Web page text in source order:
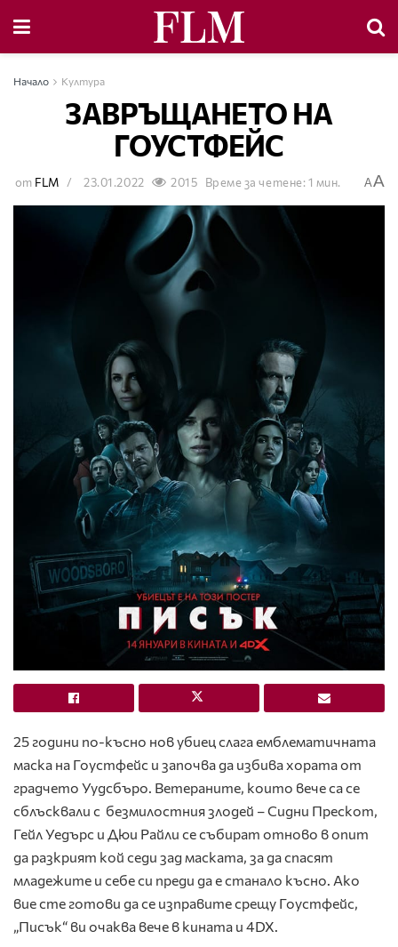
Начало Култура
ЗАВРЪЩАНЕТО НА
ГОУСТФЕЙС
от FLM 23.01.2022 2015 Време за четене: 1 мин. AA
25 години по-късно нов убиец слага емблематичната
маска на Гоустфейс и започва да избива хората от
градчето Уудсбъро. Ветераните, които вече са се
сблъсквали с безмилостния злодей – Сидни Прескот,
Гейл Уедърс и Дюи Райли се събират отново в опит
да разкрият кой седи зад маската, за да спасят
младежите и себе си преди да е станало късно. Ако
вие сте готови да се изправите срещу Гоустфейс,
„Писък“ ви очаква вече в кината и 4DX.